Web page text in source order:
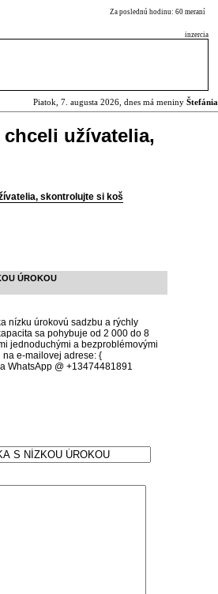
Za poslednú hodinu: 60 meraní
inzercia
Piatok, 7. augusta 2026, dnes má meniny Štefánia
užívatelia,
skontrolujte si koš
ÚROKOU
nízku úrokovú sadzbu a rýchly
sa pohybuje od 2 000 do 8
jednoduchými a bezproblémovými
na e-mailovej adrese: {
WhatsApp @ +13474481891